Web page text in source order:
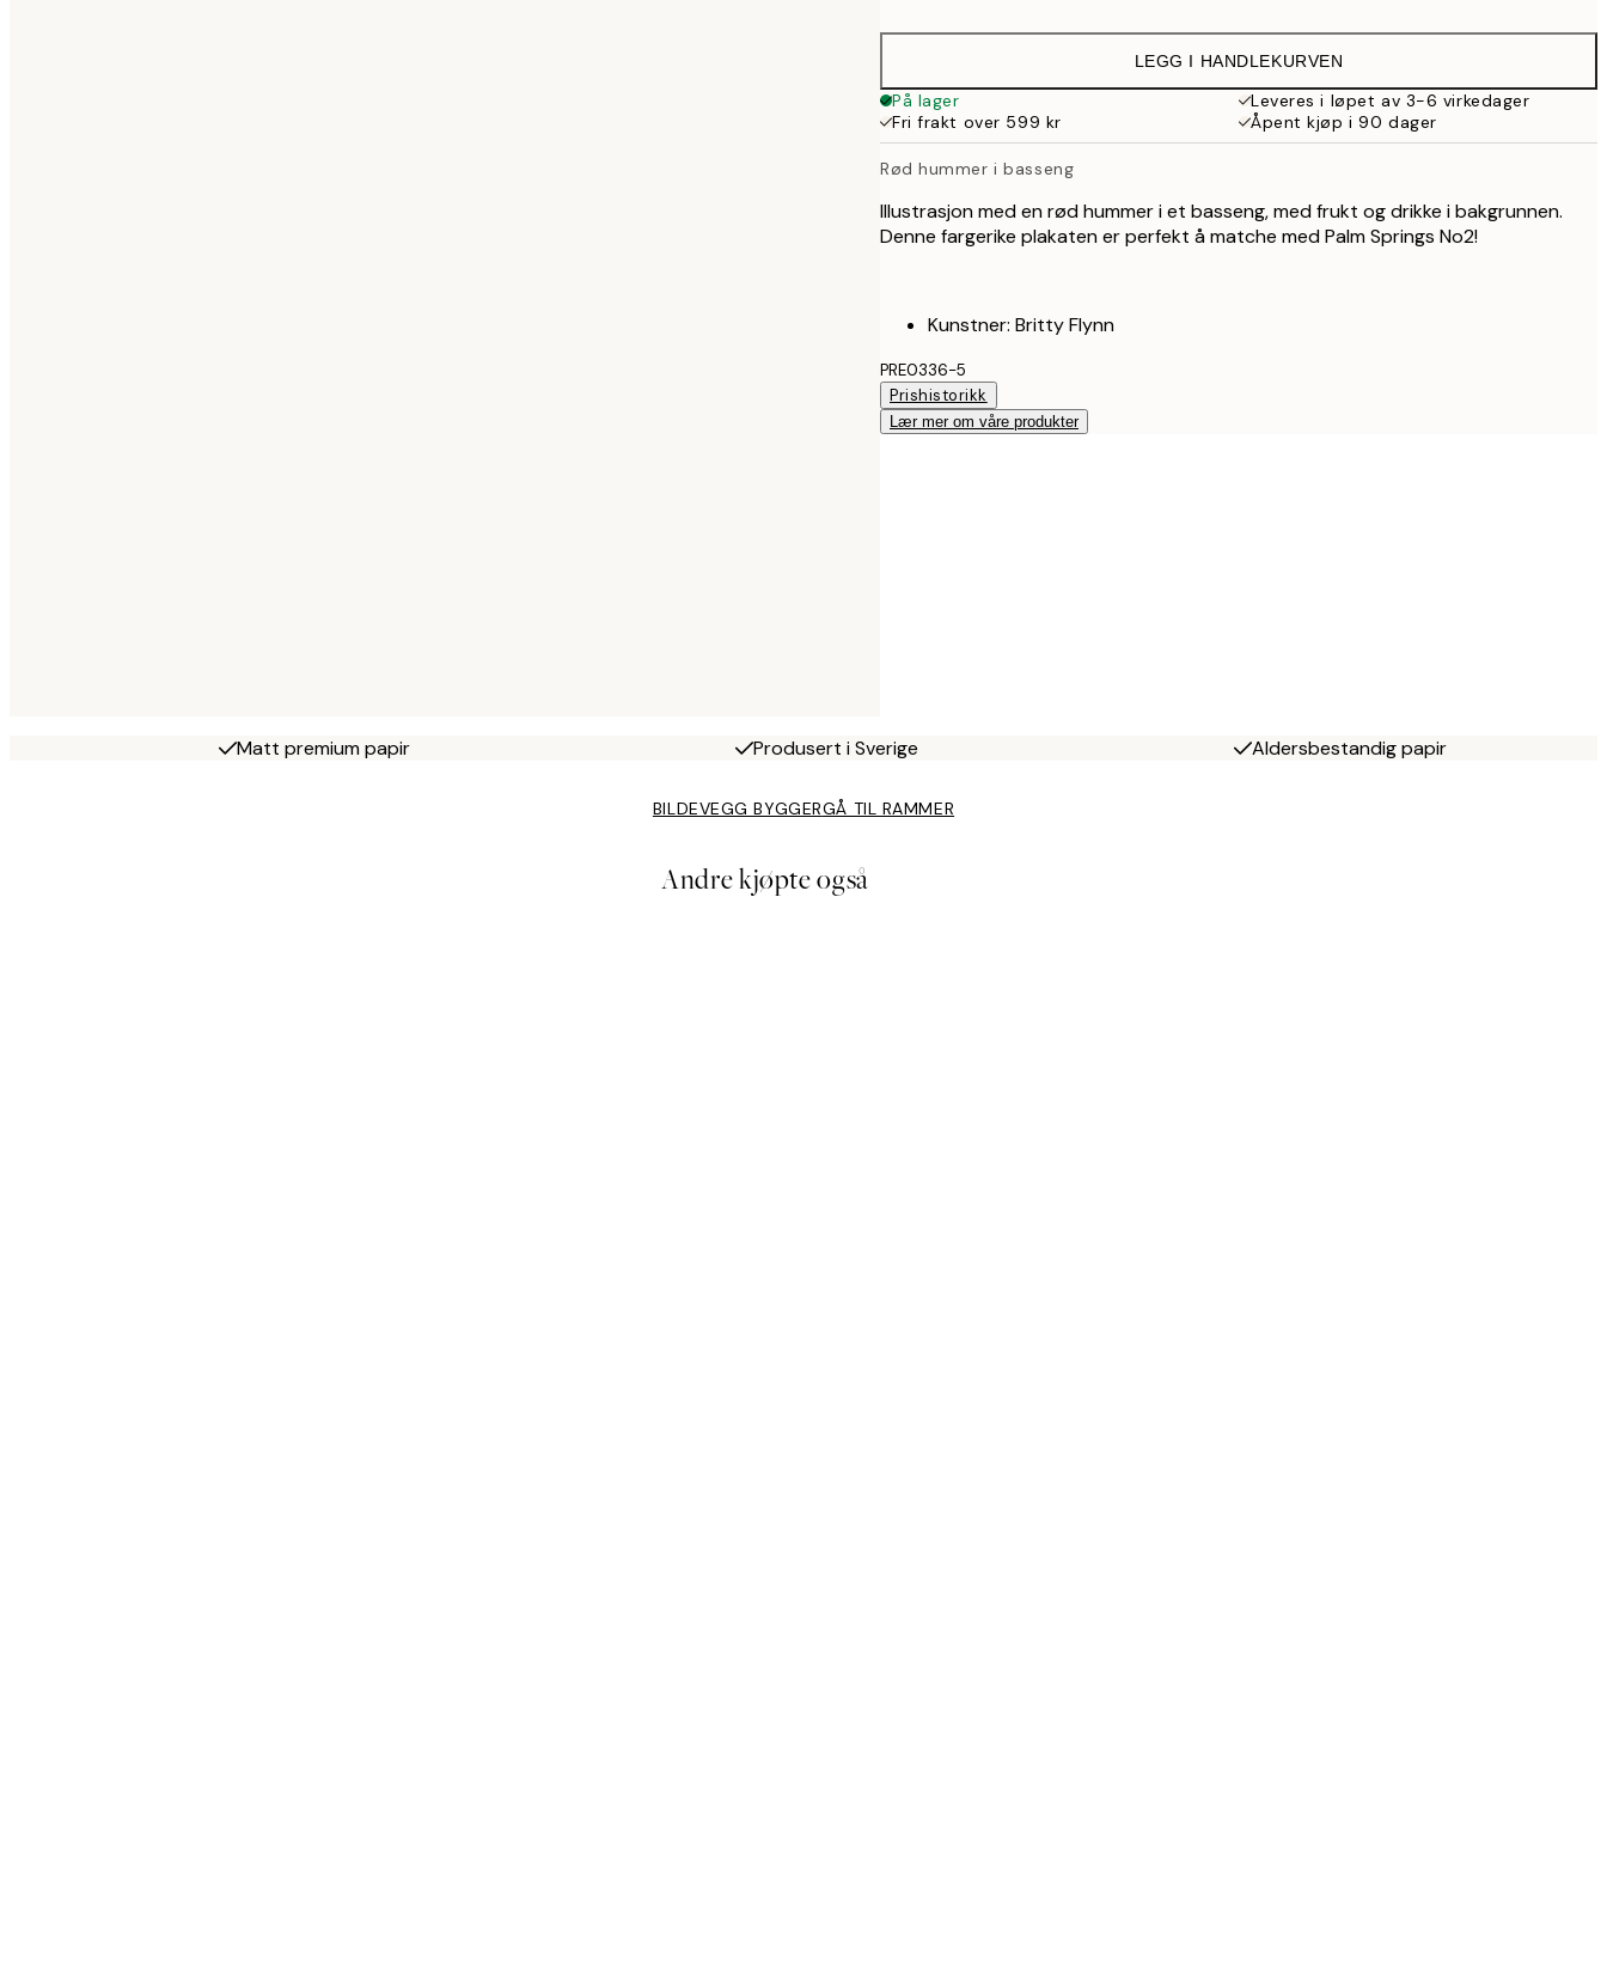
399 kr
LEGG I HANDLEKURVEN
På lager
Leveres i løpet av 3-6 virkedager
Fri frakt over 599 kr
Åpent kjøp i 90 dager
Rød hummer i basseng
Illustrasjon med en rød hummer i et basseng, med frukt og drikke i bakgrunnen.
Denne fargerike plakaten er perfekt å matche med Palm Springs No2!
Kunstner: Britty Flynn
PRE0336-5
Prishistorikk
Lær mer om våre produkter
Matt premium papir Produsert i Sverige Aldersbestandig papir
BILDEVEGG BYGGERGÅ TIL RAMMER
Andre kjøpte også